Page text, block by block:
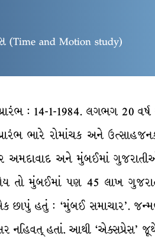
and Motion study)
: 14-1-1984. લગભગ 20 વર્ષ
ભારે રોમાંચક અને ઉત્સાહજનક
અમદાવાદ અને મુંબઈમાં
તો મુંબઈમાં પણ 45 લાખ
છાપું હતું : ‘મુંબઈ સમાચાર’.
નહિવત્ હતાં. આથી ‘એક્સપ્રેસ’